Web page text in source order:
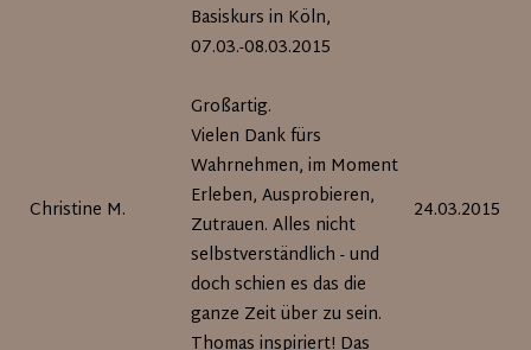
Christine M.
Basiskurs in Köln,
07.03.-08.03.2015
Großartig.
Vielen Dank fürs
Wahrnehmen, im Moment
Erleben, Ausprobieren,
Zutrauen. Alles nicht
selbstverständlich - und
doch schien es das die
ganze Zeit über zu sein.
24.03.2015